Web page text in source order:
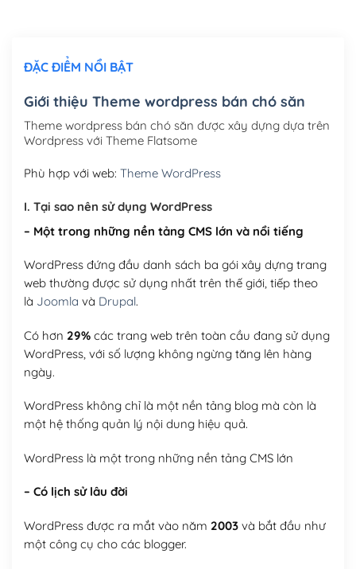
Mua thêm Host + Tên miền
Tên miền Việt Nam .vn (1 năm)(+550,000₫)
Hosting 5GB SSD (1 năm)
ĐẶC ĐIỂM NỔI BẬT
Giới thiệu Theme wordpress bán chó săn
Theme wordpress bán chó săn được xây dựng dựa trên
Wordpress với Theme Flatsome
Phù hợp với web: Theme WordPress
I. Tại sao nên sử dụng WordPress
– Một trong những nền tảng CMS lớn và nổi tiếng
WordPress đứng đầu danh sách ba gói xây dựng trang
web thường được sử dụng nhất trên thế giới, tiếp theo
là Joomla và Drupal.
Có hơn 29%các trang web trên toàn cầu đang sử dụng
WordPress, với số lượng không ngừng tăng lên hàng
ngày.
WordPress không chỉ là một nền tảng blog mà còn là
một hệ thống quản lý nội dung hiệu quả.
WordPress là một trong những nền tảng CMS lớn
– Có lịch sử lâu đời
WordPress được ra mắt vào năm 2003và bắt đầu như
một công cụ cho các blogger.